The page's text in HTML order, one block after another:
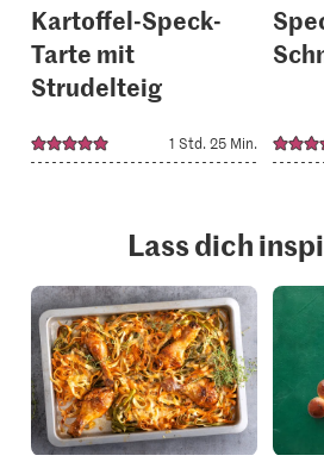
Kartoffel-Speck-
Tarte mit
Strudelteig
1 Std. 25 Min.
Lass dich